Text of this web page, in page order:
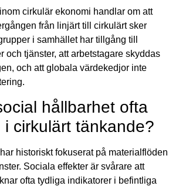
cirkulär ekonomi handlar om att
från linjärt till cirkulärt sker
i samhället har tillgång till
och tjänster, att arbetstagare skyddas
och att globala värdekedjor inte
hållbarhet ofta
i cirkulärt tänkande?
historiskt fokuserat på materialflöden
Sociala effekter är svårare att
ofta tydliga indikatorer i befintliga